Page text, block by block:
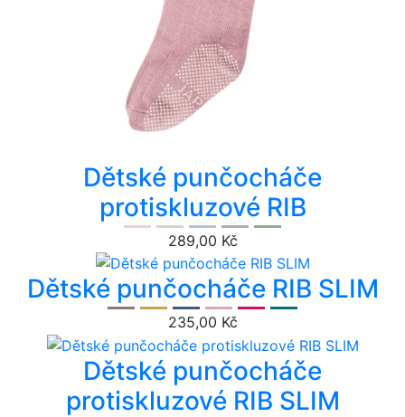
Dětské punčocháče
protiskluzové RIB
289,00 Kč
Dětské punčocháče RIB SLIM
235,00 Kč
Dětské punčocháče
protiskluzové RIB SLIM